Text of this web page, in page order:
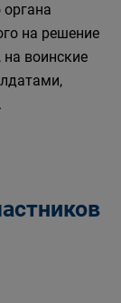
на решение
воинские